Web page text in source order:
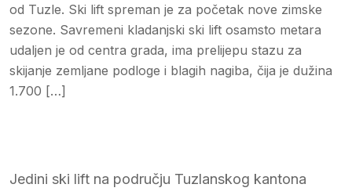
od Tuzle. Ski lift spreman je za početak nove zimske
sezone. Savremeni kladanjski ski lift osamsto metara
udaljen je od centra grada, ima prelijepu stazu za
skijanje zemljane podloge i blagih nagiba, čija je dužina
1.700 […]
Jedini ski lift na području Tuzlanskog kantona